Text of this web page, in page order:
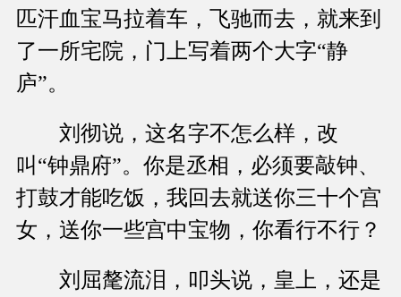
匹汗血宝马拉着车，飞驰而去，就来到
了一所宅院，门上写着两个大字“静
庐”。
刘彻说，这名字不怎么样，改
叫“钟鼎府”。你是丞相，必须要敲钟、
打鼓才能吃饭，我回去就送你三十个宫
女，送你一些宫中宝物，你看行不行？
刘屈氂流泪，叩头说，皇上，还是